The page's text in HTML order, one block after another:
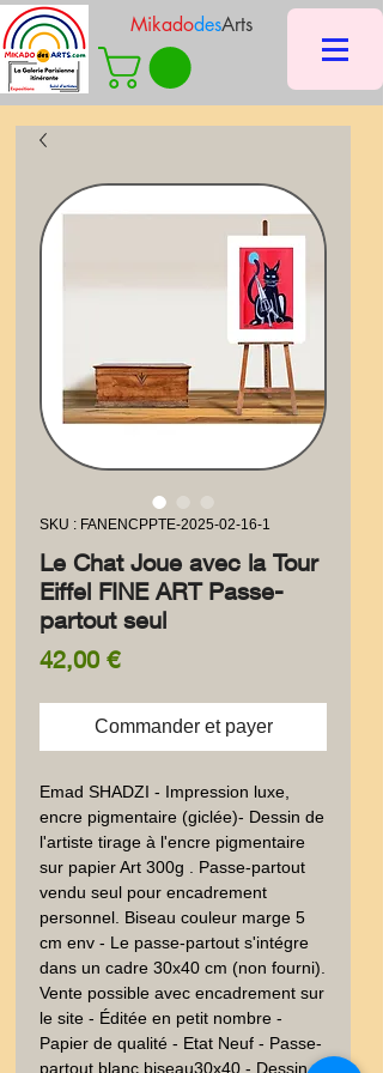
MikadodesArts
SKU : FANENCPPTE-2025-02-16-1
Le Chat Joue avec la Tour
Eiffel FINE ART Passe-
partout seul
42,00 €Prix
Commander et payer
Emad SHADZI - Impression luxe,
encre pigmentaire (giclée)- Dessin de
l'artiste tirage à l'encre pigmentaire
sur papier Art 300g . Passe-partout
vendu seul pour encadrement
personnel. Biseau couleur marge 5
cm env - Le passe-partout s'intégre
dans un cadre 30x40 cm (non fourni).
Vente possible avec encadrement sur
le site - Éditée en petit nombre -
Papier de qualité - Etat Neuf - Passe-
partout blanc biseau30x40 - Dessin